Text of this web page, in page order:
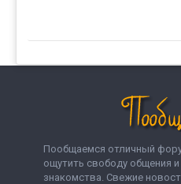
Пообщаемся отличный
ощутить свободу общения
знакомства. Свежие